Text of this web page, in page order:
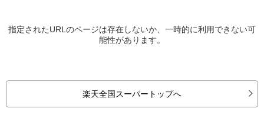
指定されたURLのページは存在しないか、一時的に利用できない可
能性があります。
楽天全国スーパートップへ